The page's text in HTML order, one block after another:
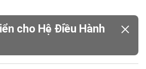
cho Hệ Điều Hành